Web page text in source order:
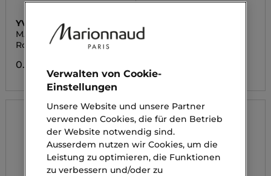
YVES SAINT LAURENT
MAKE ME BLUSH
Rouge Creme
0.00 CHF
Verwalten von Cookie-
Einstellungen
Unsere Website und unsere Partner
verwenden Cookies, die für den Betrieb
der Website notwendig sind.
Ausserdem nutzen wir Cookies, um die
Leistung zu optimieren, die Funktionen
zu verbessern und/oder zu